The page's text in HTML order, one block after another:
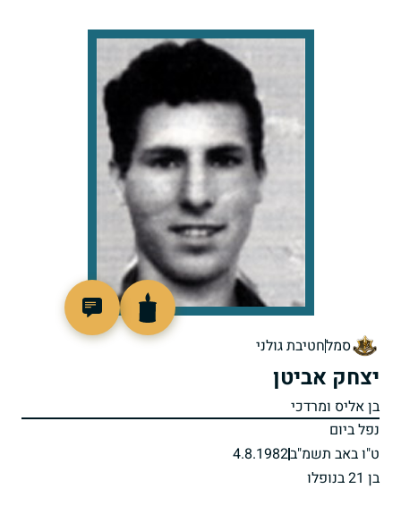
סמלחטיבת גולני
יצחק אביטן
בן אליס ומרדכי
נפל ביום
ט"ו באב תשמ"ב4.8.1982
בן 21 בנופלו